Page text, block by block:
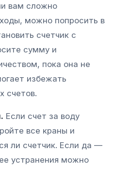
вам сложно
можно попросить в
счетчик с
сумму и
пока она не
избежать
счетов.
Если счет за воду
все краны и
ли счетчик. Если да —
устранения можно